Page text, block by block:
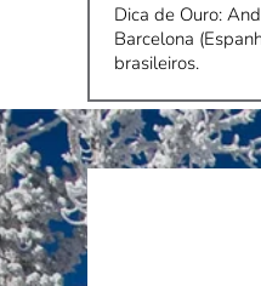
Dica de Ouro:
Barcelona
brasileiros.